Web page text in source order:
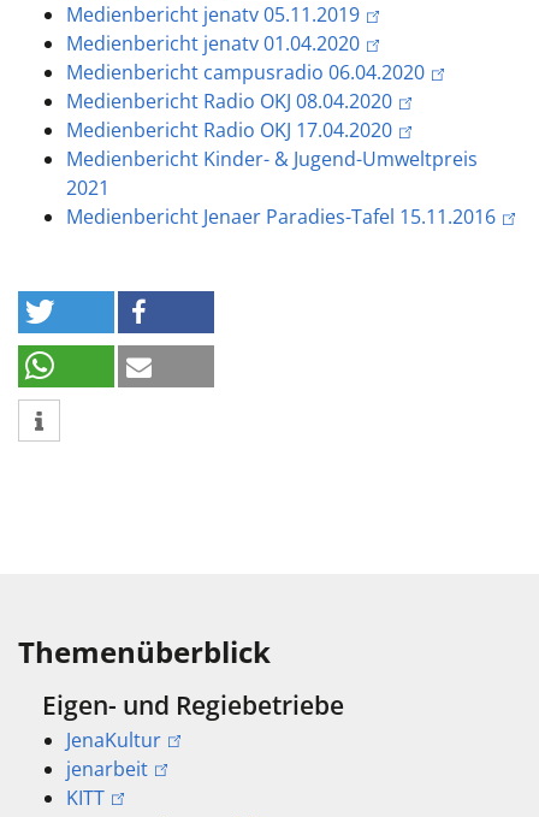
Medienbericht jenatv 05.11.2019
Medienbericht jenatv 01.04.2020
Medienbericht campusradio 06.04.2020
Medienbericht Radio OKJ 08.04.2020
Medienbericht Radio OKJ 17.04.2020
Medienbericht Kinder- & Jugend-Umweltpreis
2021
Medienbericht Jenaer Paradies-Tafel 15.11.2016
Themenüberblick
Eigen- und Regiebetriebe
JenaKultur
jenarbeit
KITT